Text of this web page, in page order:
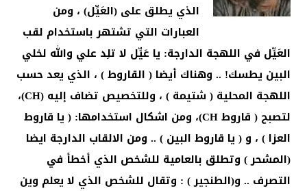
الذي يطلق على (العَيِّل) ، ومن
العبارات التي تشتهر باستخدام لقب
العَيِّل في اللهجة الدارجة: يا عَيِّل لا تلِد علي والله لخلي
البين يطسك! .. وهناك أيضا ( القاروط ) ، الذي يعد حسب
اللهجة المحلية ( شتيمة ) ، وللتخصيص تضاف إليه (CH)،
لتصبح ( قاروط CH)، ومن اشكال استخدامها: ( يا قاروط
العزا ) ، و ( يا قاروط البين ) .. ومن الالقاب الدارجة ايضا
(المشحر ) وتطلق بالعامية للشخص الذي أخطأ في
التصرف .. و(الطنجير ) : وتقال للشخص الذي لا يعلم وين